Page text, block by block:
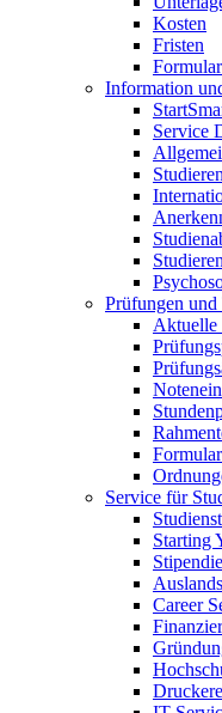
Kosten
Fristen
Information
Service
Prüfungen und
Aktuelle
Service für
Starting
Career